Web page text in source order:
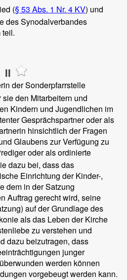
(§ 53 Abs. 1 Nr. 4 KV) und
des Synodalverbandes
teil.
II
der Sonderpfarrstelle
den Mitarbeitern und
Kindern und Jugendlichen im
Gesprächspartner oder als
hinsichtlich der Fragen
Glaubens zur Verfügung zu
oder als ordinierte
dazu bei, dass das
Einrichtung der Kinder-,
dem in der Satzung
Auftrag gerecht wird, seine
auf der Grundlage des
als das Leben der Kirche
zu verstehen und
dazu beizutragen, dass
junger
werden können
vorgebeugt werden kann.